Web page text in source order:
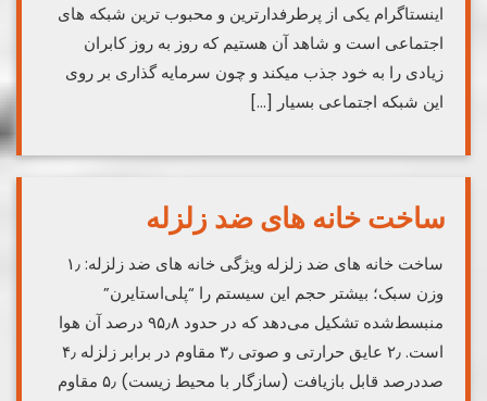
اینستاگرام یکی از پرطرفدارترین و محبوب ترین شبکه های
اجتماعی است و شاهد آن هستیم که روز به روز کابران
زیادی را به خود جذب میکند و چون سرمایه گذاری بر روی
این شبکه اجتماعی بسیار […]
ساخت خانه های ضد زلزله
ساخت خانه های ضد زلزله ویژگی خانه های ضد زلزله: ۱٫
وزن سبک؛ بیشتر حجم این سیستم را “پلی‌استایرن”
منبسط‌شده تشکیل می‌دهد که در حدود ۹۵٫۸ درصد آن هوا
است. ۲٫ عایق حرارتی و صوتی ۳٫ مقاوم در برابر زلزله ۴٫
صددرصد قابل بازیافت (سازگار با محیط زیست) ۵٫ مقاوم